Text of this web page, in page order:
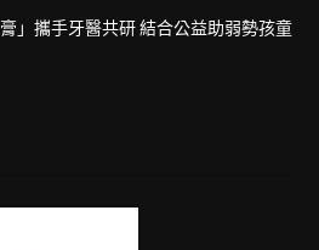
」攜手牙醫共研 結合公益助弱勢孩童